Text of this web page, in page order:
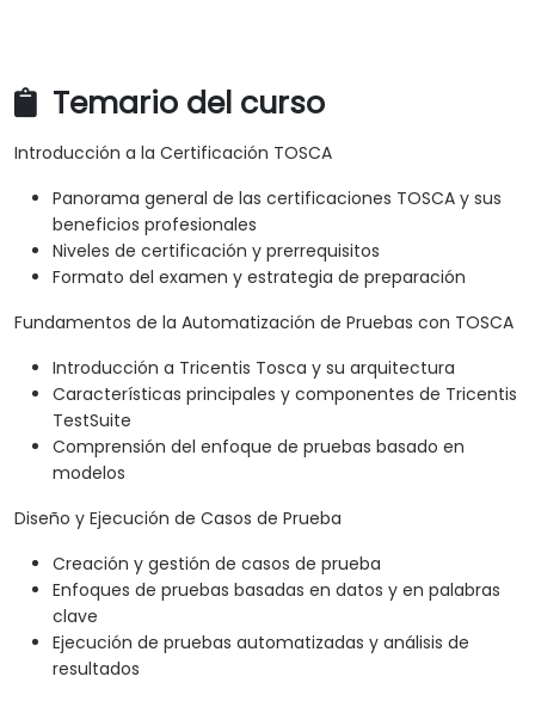
Temario del curso
Introducción a la Certificación TOSCA
Panorama general de las certificaciones TOSCA y sus
beneficios profesionales
Niveles de certificación y prerrequisitos
Formato del examen y estrategia de preparación
Fundamentos de la Automatización de Pruebas con TOSCA
Introducción a Tricentis Tosca y su arquitectura
Características principales y componentes de Tricentis
TestSuite
Comprensión del enfoque de pruebas basado en
modelos
Diseño y Ejecución de Casos de Prueba
Creación y gestión de casos de prueba
Enfoques de pruebas basadas en datos y en palabras
clave
Ejecución de pruebas automatizadas y análisis de
resultados